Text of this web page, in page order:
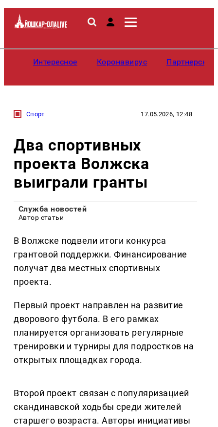
Интересное Коронавирус
Спорт 17.05.2026, 12:48
Два спортивных
проекта Волжска
выиграли гранты
Служба новостей
Автор статьи
В Волжске подвели итоги конкурса
грантовой поддержки. Финансирование
получат два местных спортивных
проекта.
Первый проект направлен на развитие
дворового футбола. В его рамках
планируется организовать регулярные
тренировки и турниры для подростков на
открытых площадках города.
Второй проект связан с популяризацией
скандинавской ходьбы среди жителей
старшего возраста. Авторы инициативы